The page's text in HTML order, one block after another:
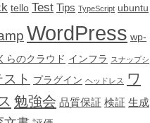
tello Test Tips TypeScript ubuntu
WordPress wp-
らのクラウド インフラ スナップシ
スト プラグイン ヘッドレス
ワ
勉強会 品質保証 検証 生成